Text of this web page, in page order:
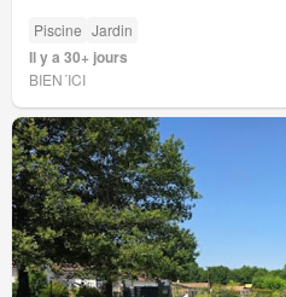
Piscine Jardin
Il y a 30+ jours
BIEN´ICI